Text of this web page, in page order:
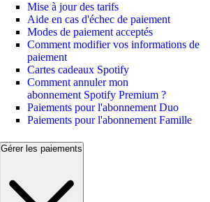
Mise à jour des tarifs
Aide en cas d'échec de paiement
Modes de paiement acceptés
Comment modifier vos informations de
paiement
Cartes cadeaux Spotify
Comment annuler mon
abonnement Spotify Premium ?
Paiements pour l'abonnement Duo
Paiements pour l'abonnement Famille
Gérer les paiements